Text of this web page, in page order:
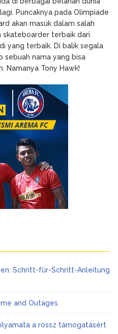
Puncaknya pada Olimpiade
akan masuk dalam salah
skateboarder terbaik dari
yang terbaik. Di balik segala
sebuah nama yang bisa
Namanya Tony Hawk!
Schritt-für-Schritt-Anleitung
and Outages
a rossz támogatásért